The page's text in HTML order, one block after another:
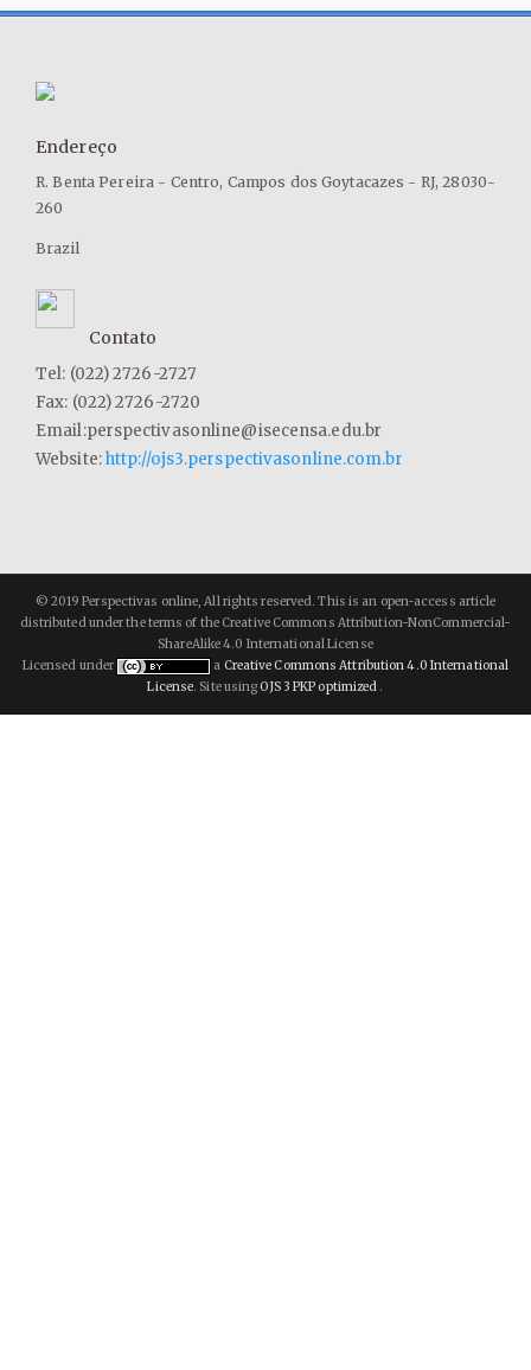
Endereço
R. Benta Pereira - Centro, Campos dos Goytacazes - RJ, 28030-
260
Brazil
Contato
Tel: (022) 2726-2727
Fax: (022) 2726-2720
Email:perspectivasonline@isecensa.edu.br
Website:http://ojs3.perspectivasonline.com.br
© 2019 Perspectivas online, All rights reserved. This is an open-access article
distributed under the terms of the Creative Commons Attribution-NonCommercial-
ShareAlike 4.0 International License
Licensed under
a Creative Commons Attribution 4.0 International
License. Site usingOJS 3 PKP optimized .